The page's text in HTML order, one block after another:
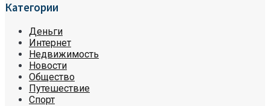
Категории
Деньги
Интернет
Недвижимость
Новости
Общество
Путешествие
Спорт